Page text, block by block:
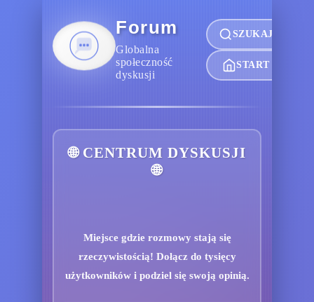
Forum
Globalna
społeczność
dyskusji
SZUKAJ
START
🌐 CENTRUM DYSKUSJI
🌐
Miejsce gdzie rozmowy stają się
rzeczywistością! Dołącz do tysięcy
użytkowników i podziel się swoją opinią.